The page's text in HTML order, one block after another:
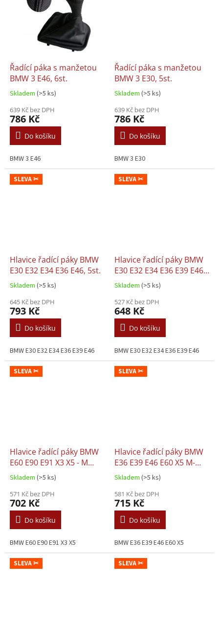
Řadící páka s manžetou
BMW 3 E46, 6st.
Skladem (>5 ks)
639 Kč bez DPH
786 Kč
Do košíku
BMW 3 E46
Řadící páka s manžetou
BMW 3 E30, 5st.
Skladem (>5 ks)
639 Kč bez DPH
786 Kč
Do košíku
BMW 3 E30
SLEVA ✂
Hlavice řadící páky BMW
E30 E32 E34 E36 E46, 5st.
Skladem (>5 ks)
645 Kč bez DPH
793 Kč
Do košíku
BMW E30 E32 E34 E36 E39 E46
SLEVA ✂
Hlavice řadící páky BMW
E30 E32 E34 E36 E39 E46,
5st.
Skladem (>5 ks)
527 Kč bez DPH
648 Kč
Do košíku
BMW E30 E32 E34 E36 E39 E46
SLEVA ✂
Hlavice řadící páky BMW
E60 E90 E91 X3 X5 - M
PAKET
Skladem (>5 ks)
571 Kč bez DPH
702 Kč
Do košíku
BMW E60 E90 E91 X3 X5
SLEVA ✂
Hlavice řadící páky BMW
E36 E39 E46 E60 X5 M-
paket, 6st.
Skladem (>5 ks)
581 Kč bez DPH
715 Kč
Do košíku
BMW E36 E39 E46 E60 X5
SLEVA ✂ SLEVA ✂